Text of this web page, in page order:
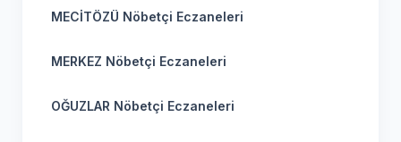
MECİTÖZÜ Nöbetçi Eczaneleri
MERKEZ Nöbetçi Eczaneleri
OĞUZLAR Nöbetçi Eczaneleri